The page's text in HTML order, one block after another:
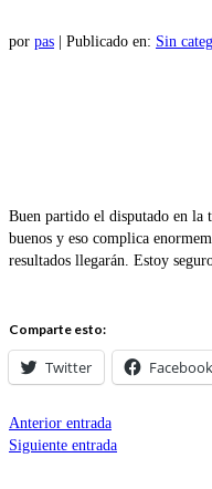
por pas Publicado en: Sin
Buen partido el disputado en la
buenos y eso complica
resultados llegarán. Estoy
Comparte esto:
Twitter Facebook
Anterior entrada
Siguiente entrada